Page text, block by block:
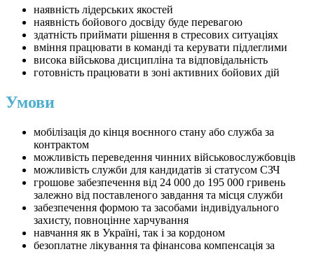
наявність лідерських якостей
наявність бойового досвіду буде перевагою
здатність приймати рішення в стресових ситуаціях
вміння працювати в команді та керувати підлеглими
висока військова дисципліна та відповідальність
готовність працювати в зоні активних бойових дій
Умови
мобілізація до кінця воєнного стану або служба за
контрактом
можливість переведення чинних військовослужбовців
можливість служби для кандидатів зі статусом СЗЧ
грошове забезпечення від 24 000 до 195 000 гривень
залежно від поставленого завдання та місця служби
забезпечення формою та засобами індивідуального
захисту, повноцінне харчування
навчання як в Україні, так і за кордоном
безоплатне лікування та фінансова компенсація за